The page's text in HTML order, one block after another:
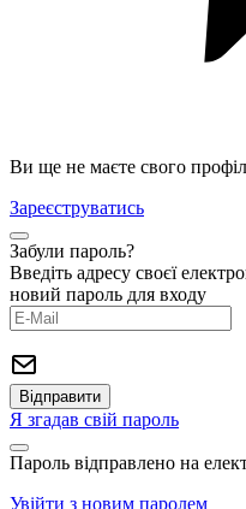
Ви ще не маєте свого
Зареєструватись
Забули пароль?
Введіть адресу своєї
новий пароль для входу
Я згадав свій пароль
Пароль відправлено на
Увійти з новим паролем